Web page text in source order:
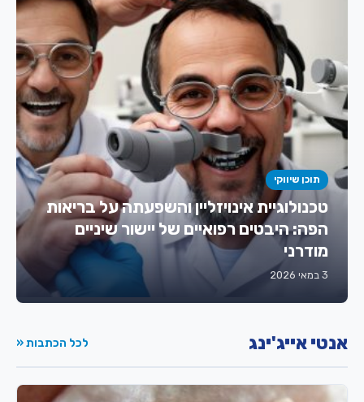
תוכן שיווקי
טכנולוגיית אינויזליין והשפעתה על בריאות
הפה: היבטים רפואיים של יישור שיניים
מודרני
3 במאי 2026
אנטי אייג'ינג לכל הכתבות «